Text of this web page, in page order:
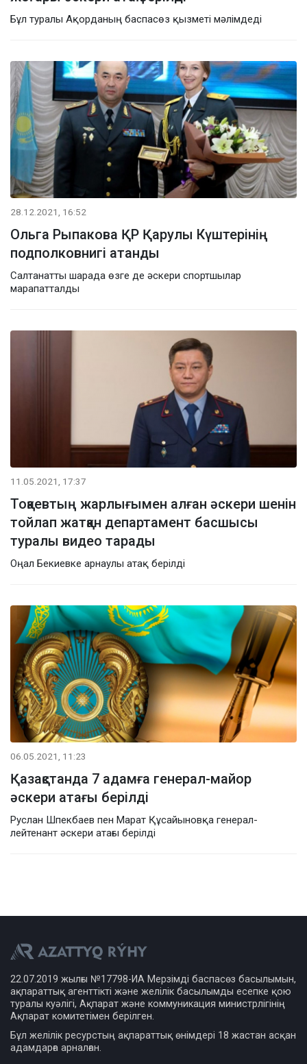
Бұл туралы Ақорданың баспасөз қызметі мәлімдеді
28.12.2021, 16:52
Ольга Рыпакова ҚР Қарулы Күштерінің
подполковнигі атанды
Салтанатты шарада өзге де әскери спортшылар
марапатталды
11.05.2021, 17:37
Тоқаевтың жарлығымен алған әскери шенін
тойлап жатқан департамент басшысы
туралы видео тарады
Оңал Бекиевке арнаулы атақ берілді
06.05.2021, 11:23
Қазақстанда 7 адамға генерал-майор
әскери атағы берілді
Руслан Шпекбаев пен Марат Құсайыновқа генерал-
лейтенант әскери атағы берілді
22.07.2019 жылғы №17798-ИА Мерзімді баспасөз басылымын,
ақпараттық агенттікті және желілік басылымды есепке қою
туралы куәлігі, Ақпарат және коммуникация министрлігінің
Ақпарат комитетімен берілген.
Бұл желілік ресурстың ақпараттық өнімдері 18 жастан асқан
адамдарға арналған.